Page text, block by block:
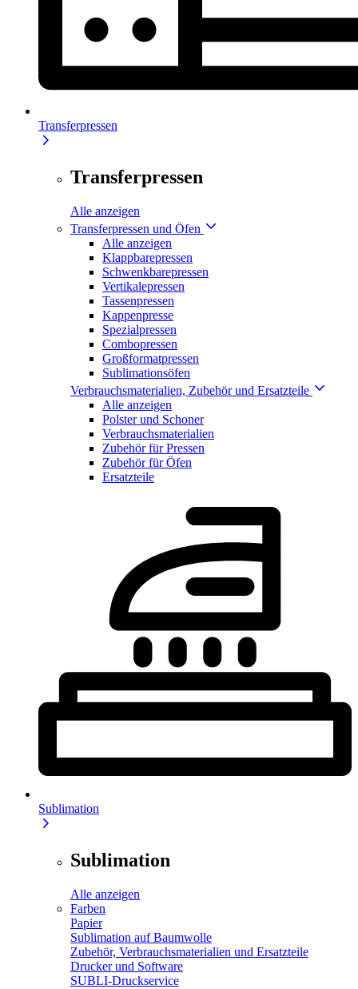
Transferpressen
Transferpressen
Alle anzeigen
Transferpressen und Öfen
Alle anzeigen
Klappbarepressen
Schwenkbarepressen
Vertikalepressen
Tassenpressen
Kappenpresse
Spezialpressen
Combopressen
Großformatpressen
Sublimationsöfen
Verbrauchsmaterialien, Zubehör und Ersatzteile
Alle anzeigen
Polster und Schoner
Verbrauchsmaterialien
Zubehör für Pressen
Zubehör für Öfen
Ersatzteile
Sublimation
Sublimation
Alle anzeigen
Farben
Papier
Sublimation auf Baumwolle
Zubehör, Verbrauchsmaterialien und Ersatzteile
Drucker und Software
SUBLI-Druckservice